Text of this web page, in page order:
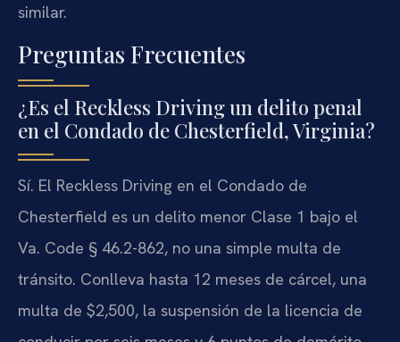
similar.
Preguntas Frecuentes
¿Es el Reckless Driving un delito penal
en el Condado de Chesterfield, Virginia?
Sí. El Reckless Driving en el Condado de
Chesterfield es un delito menor Clase 1 bajo el
Va. Code § 46.2-862, no una simple multa de
tránsito. Conlleva hasta 12 meses de cárcel, una
multa de $2,500, la suspensión de la licencia de